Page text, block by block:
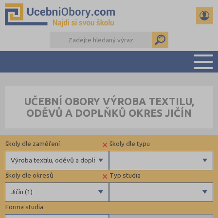
PŘÍPRAVA NA PŘIJÍMAČKY
DŮLEŽITÉ TERMÍNY
DALŠÍ DRUHY ŠKOL
UČEBNÍ OBORY VÝROBA TEXTILU,
ODĚVŮ A DOPLŇKŮ OKRES JIČÍN
Forma studia
Typ studia
×
Jičín (1)
školy dle okresů
Benešov (1)
školy dle typu
Krajské
×
Výroba textilu, oděvů a doplňků
školy dle zaměření
Technické a IT obory
Informatika
Hornictví, hutnictví, slévárenství a geologie